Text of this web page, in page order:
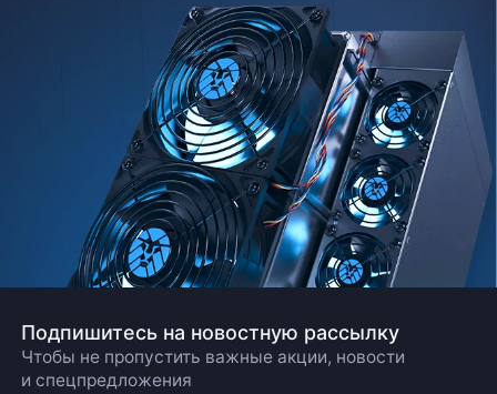
Подпишитесь на новостную рассылку
Чтобы не пропустить важные акции, новости
и спецпредложения